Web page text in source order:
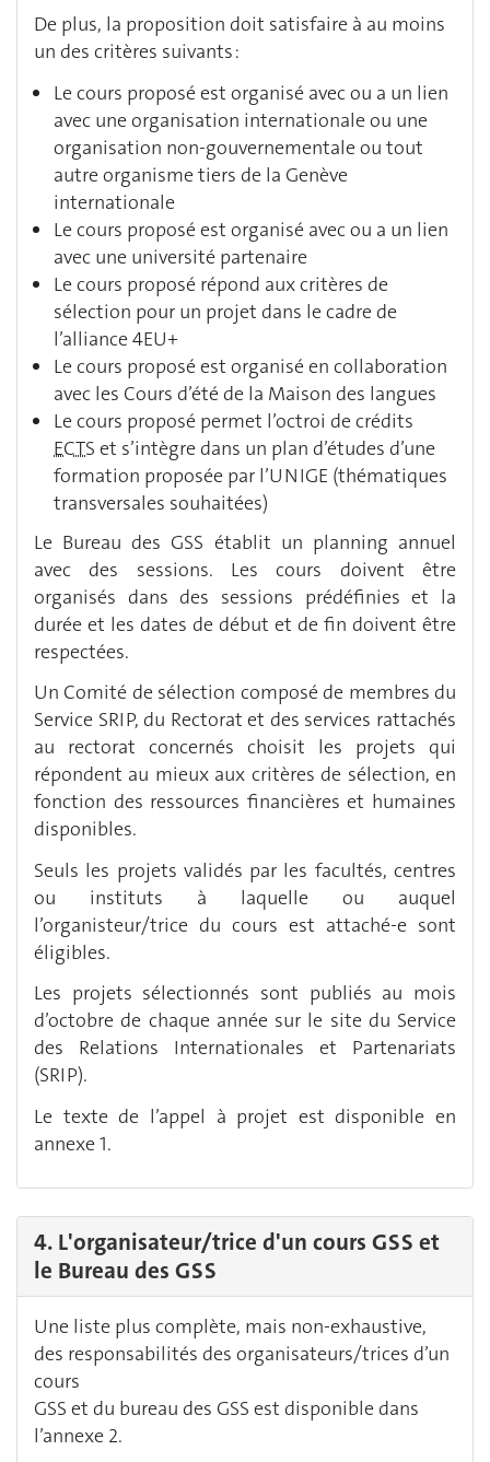
De plus, la proposition doit satisfaire à au moins
un des critères suivants :
Le cours proposé est organisé avec ou a un lien
avec une organisation internationale ou une
organisation non-gouvernementale ou tout
autre organisme tiers de la Genève
internationale
Le cours proposé est organisé avec ou a un lien
avec une université partenaire
Le cours proposé répond aux critères de
sélection pour un projet dans le cadre de
l’alliance 4EU+
Le cours proposé est organisé en collaboration
avec les Cours d’été de la Maison des langues
Le cours proposé permet l’octroi de crédits
ECTS et s’intègre dans un plan d’études d’une
formation proposée par l’UNIGE (thématiques
transversales souhaitées)
Le Bureau des GSS établit un planning annuel
avec des sessions. Les cours doivent être
organisés dans des sessions prédéfinies et la
durée et les dates de début et de fin doivent être
respectées.
Un Comité de sélection composé de membres du
Service SRIP, du Rectorat et des services rattachés
au rectorat concernés choisit les projets qui
répondent au mieux aux critères de sélection, en
fonction des ressources financières et humaines
disponibles.
Seuls les projets validés par les facultés, centres
ou instituts à laquelle ou auquel
l’organisteur/trice du cours est attaché-e sont
éligibles.
Les projets sélectionnés sont publiés au mois
d’octobre de chaque année sur le site du Service
des Relations Internationales et Partenariats
(SRIP).
Le texte de l’appel à projet est disponible en
annexe 1.
4. L'organisateur/trice d'un cours GSS et
le Bureau des GSS
Une liste plus complète, mais non-exhaustive,
des responsabilités des organisateurs/trices d’un
cours
GSS et du bureau des GSS est disponible dans
l’annexe 2.